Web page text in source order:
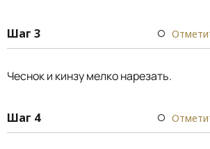
Шаг 3
Чеснок и кинзу мелко нарезать.
Шаг 4